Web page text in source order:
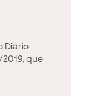
Diário
que